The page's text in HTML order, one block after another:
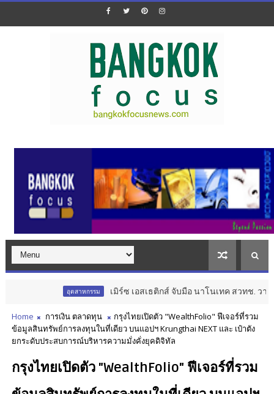
อุตสาหกรรม เมิร์ซ เอสเธติกส์ จับมือ นาโนเทค สวทช. วางรา
Home การเงิน ตลาดทุน
กรุงไทยเปิดตัว "WealthFolio" ฟีเจอร์ที่รวม
ข้อมูลสินทรัพย์การลงทุนในที่เดียว บนแอปฯ Krungthai NEXT และ เป๋าตัง
ยกระดับประสบการณ์บริหารความมั่งคั่งยุคดิจิทัล
กรุงไทยเปิดตัว "WealthFolio" ฟีเจอร์ที่รวม